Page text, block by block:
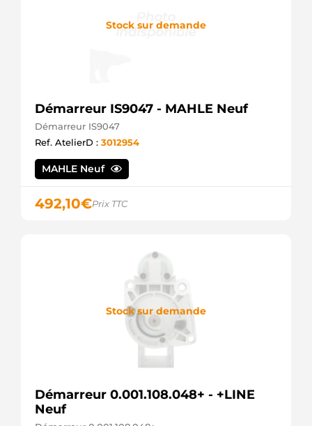
Stock sur demande
Démarreur IS9047 - MAHLE Neuf
Démarreur IS9047
Ref. AtelierD : 3012954
MAHLE Neuf
492,10€Prix TTC
Stock sur demande
Démarreur 0.001.108.048+ - +LINE
Neuf